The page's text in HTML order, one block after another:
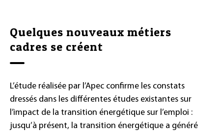
Quelques nouveaux métiers
cadres se créent
L’étude réalisée par l’Apec confirme les constats
dressés dans les différentes études existantes sur
l’impact de la transition énergétique sur l’emploi :
jusqu’à présent, la transition énergétique a généré